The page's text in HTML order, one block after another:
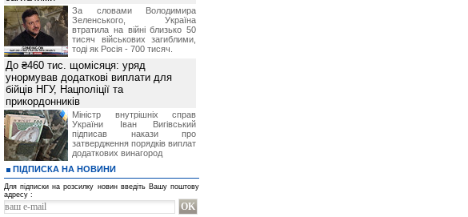
За словами Володимира
Зеленського, Україна
втратила на війні близько 50
тисяч військових загиблими,
тоді як Росія - 700 тисяч.
До ₴460 тис. щомісяця: уряд
унормував додаткові виплати для
бійців НГУ, Нацполіції та
прикордонників
Міністр внутрішніх справ
України Іван Вигівський
підписав накази про
затвердження порядків виплат
додаткових винагород
ПІДПИСКА НА НОВИНИ
Для підписки на розсилку новин введіть Вашу поштову
адресу :